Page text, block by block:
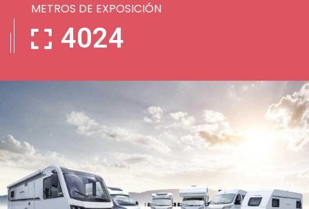
METROS DE EXPOSICIÓN
5322